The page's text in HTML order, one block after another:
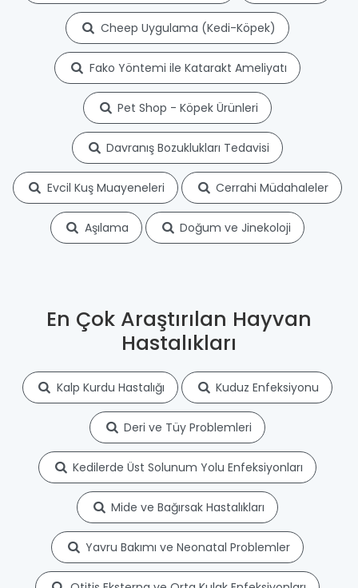
Cheep Uygulama (Kedi-Köpek)
Fako Yöntemi ile Katarakt Ameliyatı
Pet Shop - Köpek Ürünleri
Davranış Bozuklukları Tedavisi
Evcil Kuş Muayeneleri Cerrahi Müdahaleler
Aşılama Doğum ve Jinekoloji
En Çok Araştırılan Hayvan
Hastalıkları
Kalp Kurdu Hastalığı Kuduz Enfeksiyonu
Deri ve Tüy Problemleri
Kedilerde Üst Solunum Yolu Enfeksiyonları
Mide ve Bağırsak Hastalıkları
Yavru Bakımı ve Neonatal Problemler